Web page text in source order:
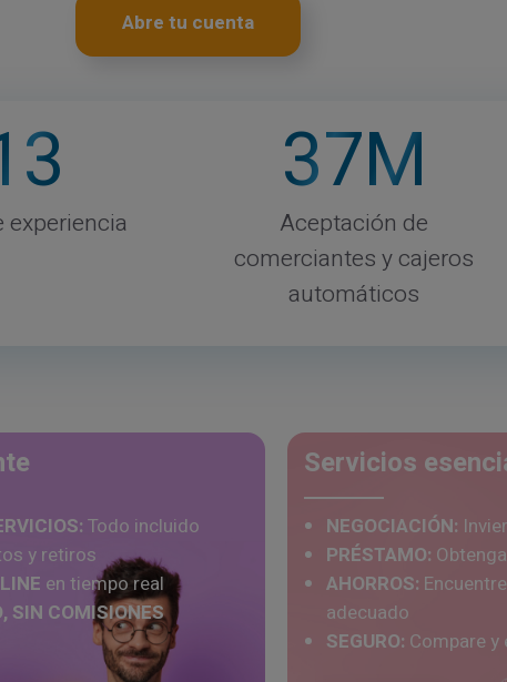
Abre tu cuenta
experiencia
37M
Aceptación de
comerciantes y cajeros
automáticos
Todo incluido
y retiros
en tiempo real
SIN COMISIONES
Servicios
NEGOCIACIÓN:
PRÉSTAMO:
AHORROS:
adecuado
SEGURO: Compare y